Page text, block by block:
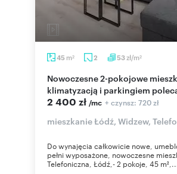
45 m2 2 53zł/m2
Nowoczesne 2-pokojowe mieszkanie z
klimatyzacją i parkingiem
2 400 zł /mc + czynsz: 720 zł
mieszkanie Łódź, Widzew,
Do wynajęcia całkowicie nowe,
pełni wyposażone, nowoczesne
Telefoniczna, Łódź,- 2 pokoje, 45